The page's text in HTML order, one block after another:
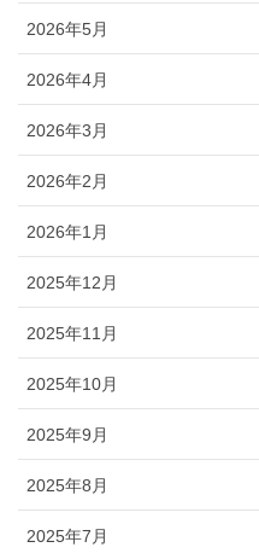
2026年5月
2026年4月
2026年3月
2026年2月
2026年1月
2025年12月
2025年11月
2025年10月
2025年9月
2025年8月
2025年7月